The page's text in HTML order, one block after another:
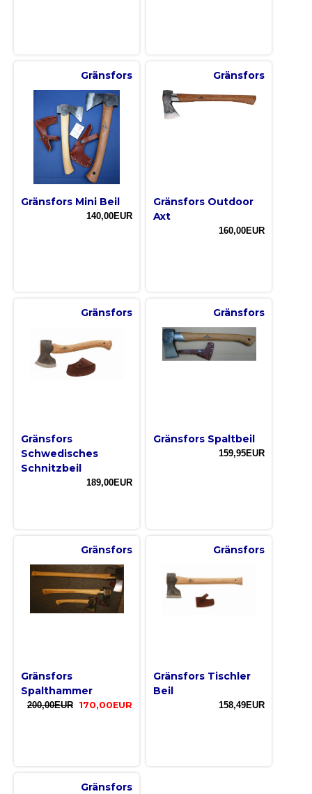
Gränsfors
Gränsfors Mini Beil
140,00EUR
Gränsfors
Gränsfors Outdoor
Axt
160,00EUR
Gränsfors
Gränsfors
Schwedisches
Schnitzbeil
189,00EUR
Gränsfors
Gränsfors Spaltbeil
159,95EUR
Gränsfors
Gränsfors
Spalthammer
200,00EUR 170,00EUR
Gränsfors
Gränsfors Tischler
Beil
158,49EUR
Gränsfors